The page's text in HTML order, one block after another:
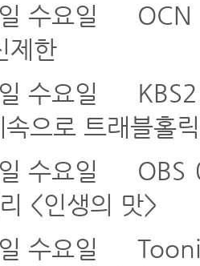
수요일
제한
수요일
KBS2
속으로 트래블홀
수요일
OBS
<인생의 맛>
수요일